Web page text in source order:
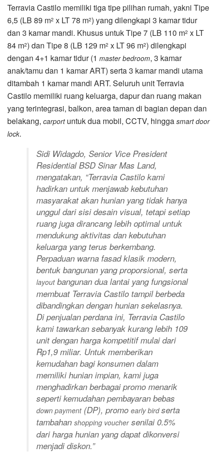
Terravia Castilo memiliki tiga tipe pilihan rumah, yakni Tipe
6,5 (LB 89 m2 x LT 78 m2) yang dilengkapi 3 kamar tidur
dan 3 kamar mandi. Khusus untuk Tipe 7 (LB 110 m2 x LT
84 m2) dan Tipe 8 (LB 129 m2 x LT 96 m2) dilengkapi
dengan 4+1 kamar tidur (1 master bedroom, 3 kamar
anak/tamu dan 1 kamar ART) serta 3 kamar mandi utama
ditambah 1 kamar mandi ART. Seluruh unit Terravia
Castilo memiliki ruang keluarga, dapur dan ruang makan
yang terintegrasi, balkon, area taman di bagian depan dan
belakang, carportuntuk dua mobil, CCTV, hingga smart door
lock.
Sidi Widagdo, Senior Vice President
Residential BSD Sinar Mas Land,
mengatakan, “Terravia Castilo kami
hadirkan untuk menjawab kebutuhan
masyarakat akan hunian yang tidak hanya
unggul dari sisi desain visual, tetapi setiap
ruang juga dirancang lebih optimal untuk
mendukung aktivitas dan kebutuhan
keluarga yang terus berkembang.
Perpaduan warna fasad klasik modern,
bentuk bangunan yang proporsional, serta
layoutbangunan dua lantai yang fungsional
membuat Terravia Castilo tampil berbeda
dibandingkan dengan hunian sekelasnya.
Di penjualan perdana ini, Terravia Castilo
kami tawarkan sebanyak kurang lebih 109
unit dengan harga kompetitif mulai dari
Rp1,9 miliar. Untuk memberikan
kemudahan bagi konsumen dalam
memiliki hunian impian, kami juga
menghadirkan berbagai promo menarik
seperti kemudahan pembayaran bebas
down payment(DP), promo early birdserta
tambahan shopping vouchersenilai 0.5%
dari harga hunian yang dapat dikonversi
menjadi diskon.”